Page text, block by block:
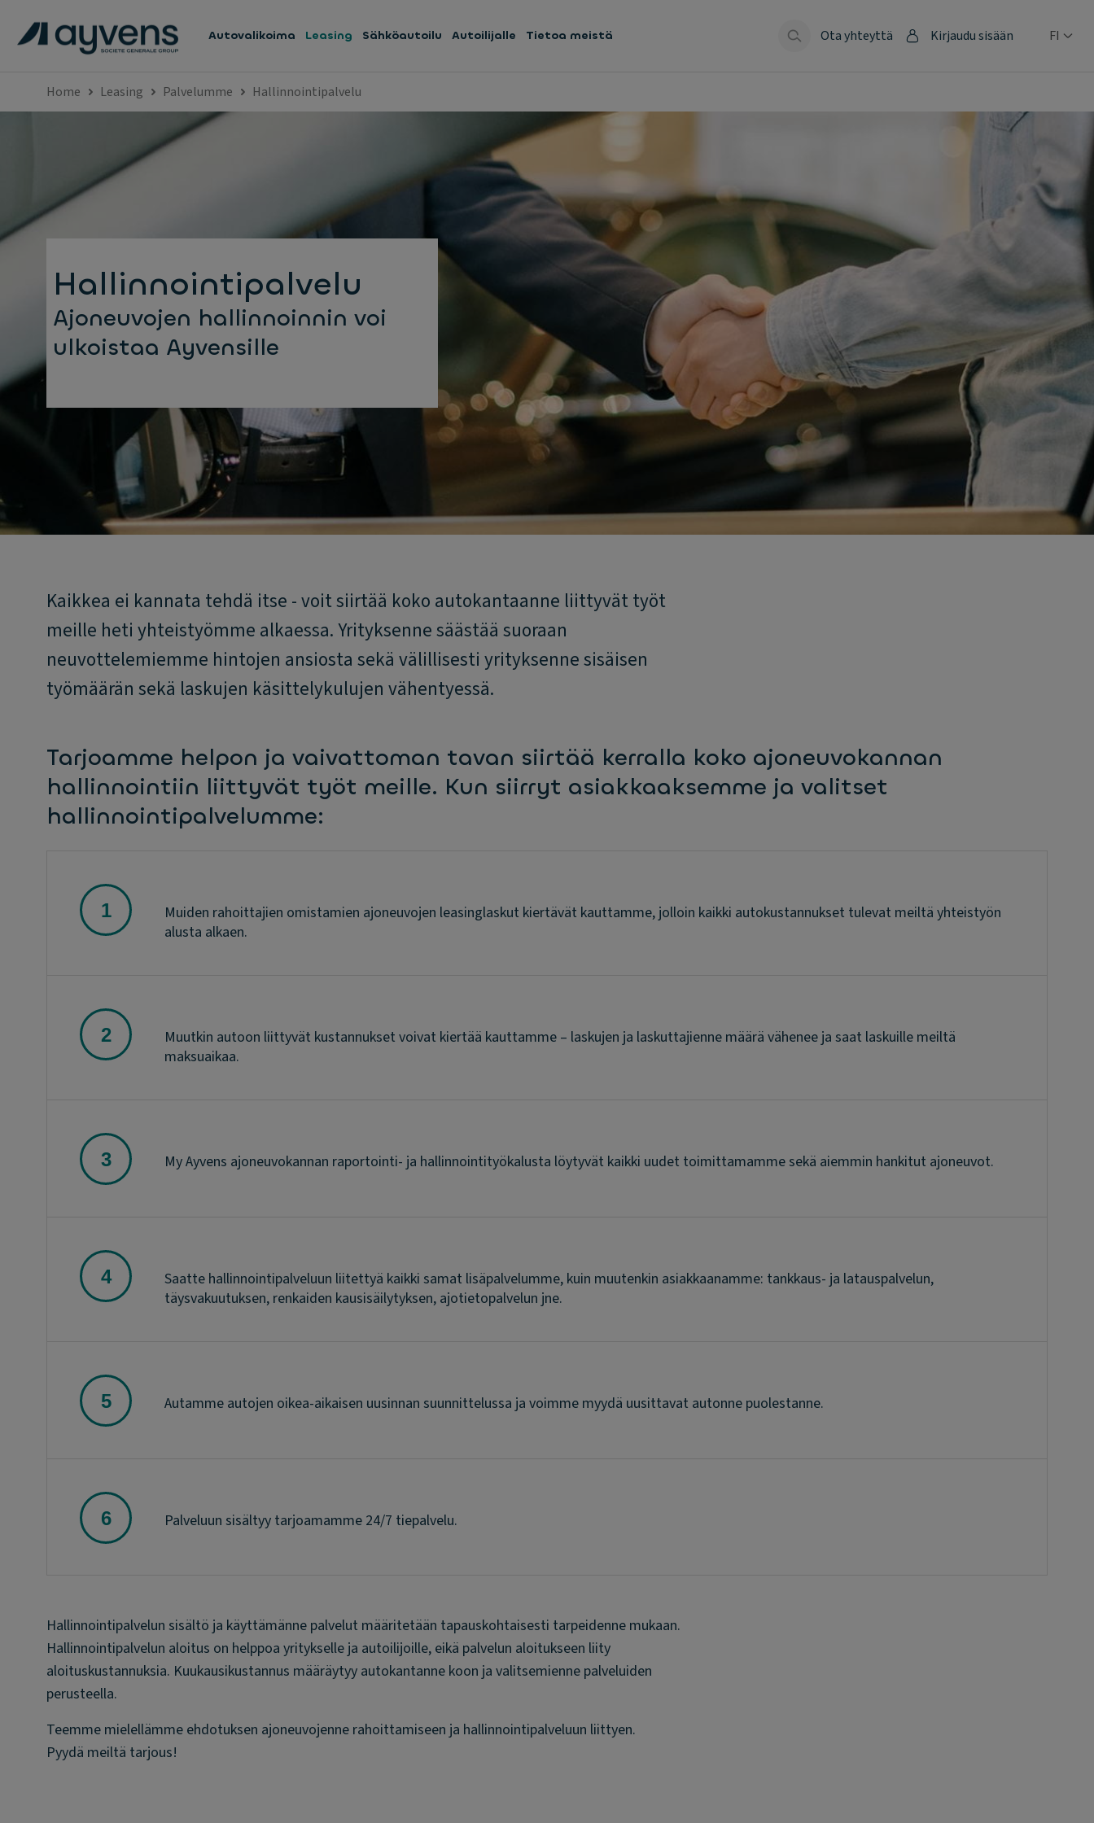
Autovalikoima Leasing Sähköautoilu Autoilijalle Tietoa meistä Ota yhteyttä Kirjaudu sisään FI
Home Leasing Palvelumme Hallinnointipalvelu
Hallinnointipalvelu
Ajoneuvojen hallinnoinnin voi
ulkoistaa Ayvensille
Kaikkea ei kannata tehdä itse - voit siirtää koko autokantaanne liittyvät työt
meille heti yhteistyömme alkaessa. Yrityksenne säästää suoraan
neuvottelemiemme hintojen ansiosta sekä välillisesti yrityksenne sisäisen
työmäärän sekä laskujen käsittelykulujen vähentyessä.
Tarjoamme helpon ja vaivattoman tavan siirtää kerralla koko ajoneuvokannan
hallinnointiin liittyvät työt meille. Kun siirryt asiakkaaksemme ja valitset
hallinnointipalvelumme:
Muiden rahoittajien omistamien ajoneuvojen leasinglaskut kiertävät kauttamme, jolloin kaikki autokustannukset tulevat meiltä yhteistyön
alusta alkaen.
Muutkin autoon liittyvät kustannukset voivat kiertää kauttamme – laskujen ja laskuttajienne määrä vähenee ja saat laskuille meiltä
maksuaikaa.
My Ayvens ajoneuvokannan raportointi- ja hallinnointityökalusta löytyvät kaikki uudet toimittamamme sekä aiemmin hankitut ajoneuvot.
Saatte hallinnointipalveluun liitettyä kaikki samat lisäpalvelumme, kuin muutenkin asiakkaanamme: tankkaus- ja latauspalvelun,
täysvakuutuksen, renkaiden kausisäilytyksen, ajotietopalvelun jne.
Autamme autojen oikea-aikaisen uusinnan suunnittelussa ja voimme myydä uusittavat autonne puolestanne.
Palveluun sisältyy tarjoamamme 24/7 tiepalvelu.
Hallinnointipalvelun sisältö ja käyttämänne palvelut määritetään tapauskohtaisesti tarpeidenne mukaan.
Hallinnointipalvelun aloitus on helppoa yritykselle ja autoilijoille, eikä palvelun aloitukseen liity
aloituskustannuksia. Kuukausikustannus määräytyy autokantanne koon ja valitsemienne palveluiden
perusteella.
Teemme mielellämme ehdotuksen ajoneuvojenne rahoittamiseen ja hallinnointipalveluun liittyen.
Pyydä meiltä tarjous!